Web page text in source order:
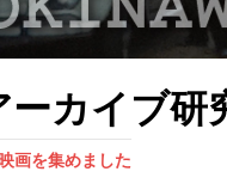
ーカイブ研
画を集めました